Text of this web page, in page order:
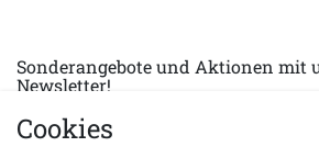
Sonderangebote und Aktionen mit
Newsletter!
E-MAIL *
Cookies